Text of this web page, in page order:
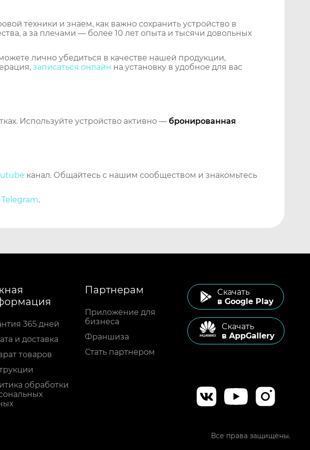
техники и знаем, как важно сохранить устройство в
а за плечами — более 10 лет опыта и тысячи довольных
лично убедиться в качестве нашей продукции,
записаться онлайн на установку в удобное для вас
Используйте устройство активно — бронированная
канал. Общайтесь с нашим сообществом и знакомьтесь
Telegram.
365 дней
и доставка
товаров
обработки
Партнерам
Приложение для
бизнеса
Франшиза
Стать партнером
Cкачать
в Google Play
Cкачать
в AppGallery
Все права защищены.